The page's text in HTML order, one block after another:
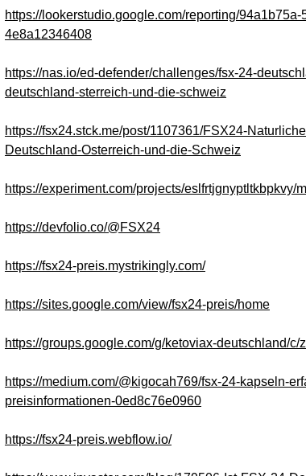
https://lookerstudio.google.com/reporting/94a1b75a-
4e8a12346408
https://nas.io/ed-defender/challenges/fsx-24-
deutschland-sterreich-und-die-schweiz
https://fsx24.stck.me/post/1107361/FSX24-
Deutschland-Osterreich-und-die-Schweiz
https://experiment.com/projects/eslfrtjgnyptltkbpkvy/
https://devfolio.co/@FSX24
https://fsx24-preis.mystrikingly.com/
https://sites.google.com/view/fsx24-preis/home
https://groups.google.com/g/ketoviax-deutschland/c/
https://medium.com/@kigocah769/fsx-24-kapseln-
preisinformationen-0ed8c76e0960
https://fsx24-preis.webflow.io/